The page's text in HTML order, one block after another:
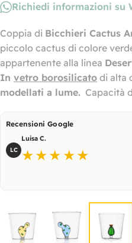
Richiedi informazioni su
Coppia di Bicchieri Cactus
piccolo cactus di colore
appartenente alla linea
In vetro borosilicato di alta
modellati a lume. Capacità
Recensioni Google
LC
Luisa C.
★★★★★